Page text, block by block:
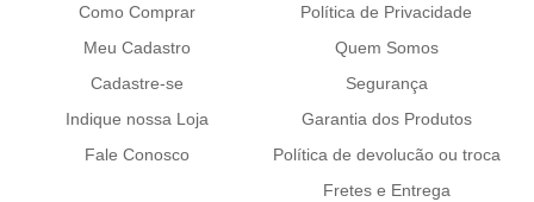
Como Comprar
Meu Cadastro
Cadastre-se
Indique nossa Loja
Fale Conosco
Política de Privacidade
Quem Somos
Segurança
Garantia dos Produtos
Política de devolucão ou troca
Fretes e Entrega